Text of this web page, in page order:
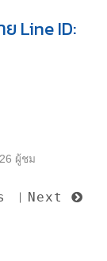
Line ID:
ผู้ชม
︳ Next 